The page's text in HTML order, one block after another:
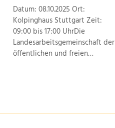
Datum: 08.10.2025 Ort:
Kolpinghaus Stuttgart Zeit:
09:00 bis 17:00 UhrDie
Landesarbeitsgemeinschaft der
öffentlichen und freien…